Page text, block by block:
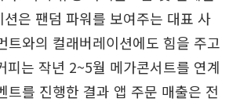
은 팬덤 파워를 보여주는 대표 사
트와의 컬래버레이션에도 힘을 주고
피는 작년 2~5월 메가콘서트를 연계
트를 진행한 결과 앱 주문 매출은 전